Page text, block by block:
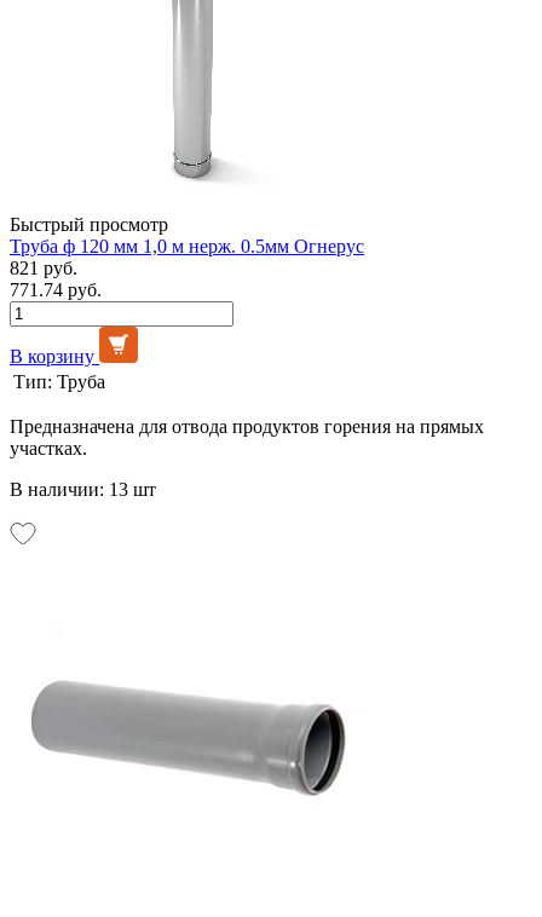
Быстрый просмотр
Труба ф 120 мм 1,0 м нерж. 0.5мм Огнерус
821 руб.
771.74 руб.
В корзину
Тип: Труба
Предназначена для отвода продуктов горения на прямых
участках.
В наличии: 13 шт